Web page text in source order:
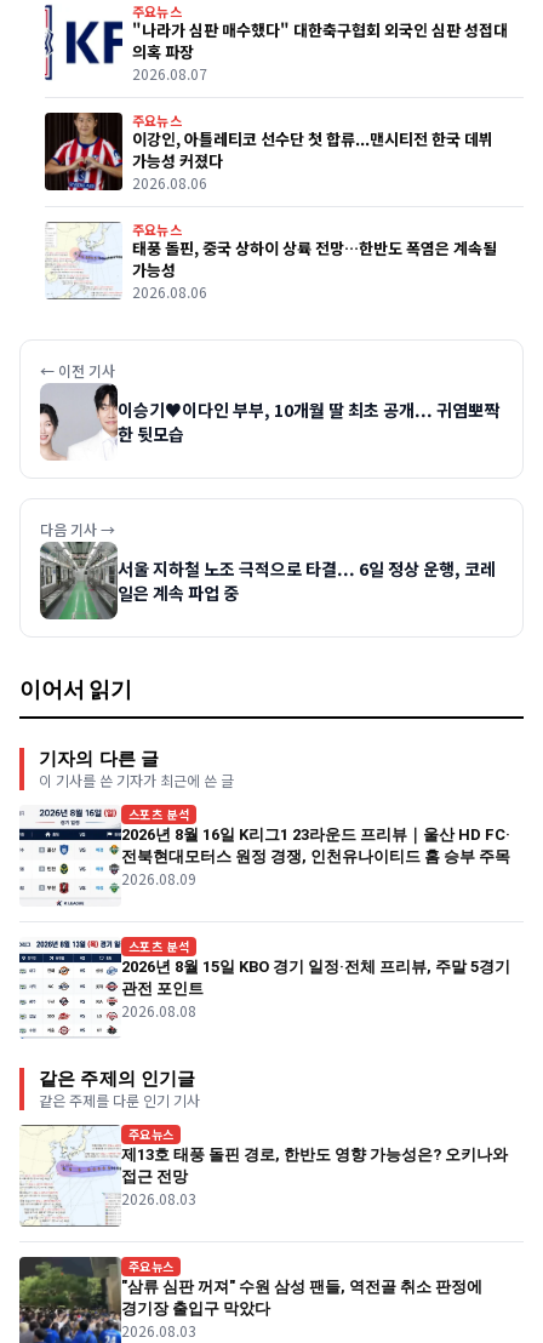
주요뉴스
"나라가 심판 매수했다" 대한축구협회 외국인 심판 성접대
의혹 파장
2026.08.07
주요뉴스
이강인, 아틀레티코 선수단 첫 합류...맨시티전 한국 데뷔
가능성 커졌다
2026.08.06
주요뉴스
태풍 돌핀, 중국 상하이 상륙 전망…한반도 폭염은 계속될
가능성
2026.08.06
← 이전 기사
이승기♥이다인 부부, 10개월 딸 최초 공개... 귀염뽀짝
한 뒷모습
다음 기사 →
서울 지하철 노조 극적으로 타결... 6일 정상 운행, 코레
일은 계속 파업 중
이어서 읽기
기자의 다른 글
이 기사를 쓴 기자가 최근에 쓴 글
스포츠 분석
2026년 8월 16일 K리그1 23라운드 프리뷰｜울산 HD FC·
전북현대모터스 원정 경쟁, 인천유나이티드 홈 승부 주목
2026.08.09
스포츠 분석
2026년 8월 15일 KBO 경기 일정·전체 프리뷰, 주말 5경기
관전 포인트
2026.08.08
같은 주제의 인기글
같은 주제를 다룬 인기 기사
주요뉴스
제13호 태풍 돌핀 경로, 한반도 영향 가능성은? 오키나와
접근 전망
2026.08.03
주요뉴스
"삼류 심판 꺼져" 수원 삼성 팬들, 역전골 취소 판정에
경기장 출입구 막았다
2026.08.03